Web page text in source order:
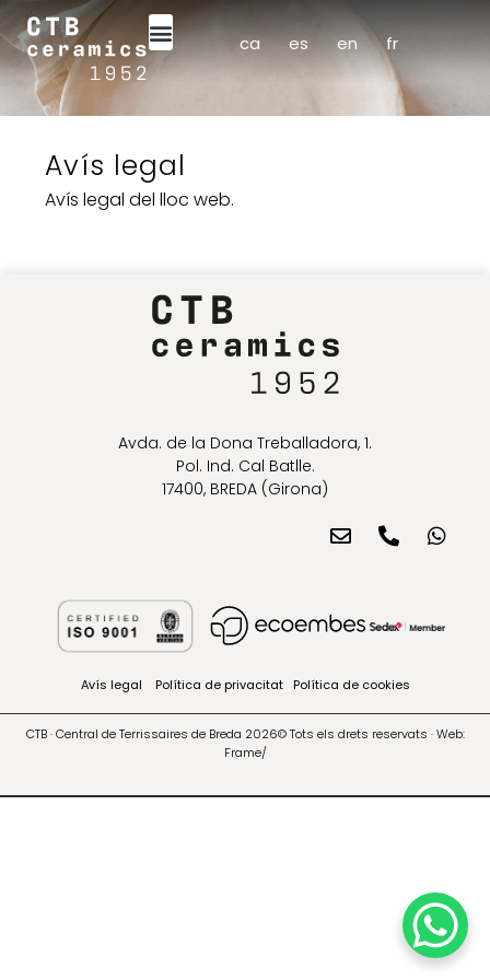
ca es en fr
Avís legal
Avís legal del lloc web.
Avda. de la Dona Treballadora, 1.
Pol. Ind. Cal Batlle.
17400, BREDA (Girona)
Avís legal Política de privacitat Política de cookies
CTB · Central de Terrissaires de Breda 2026© Tots els drets reservats · Web:
Frame/